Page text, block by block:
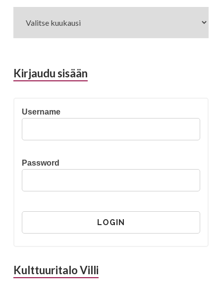
Kirjaudu sisään
Username
Password
Kulttuuritalo Villi